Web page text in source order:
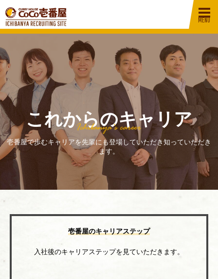
これからのキャリア
壱番屋で歩むキャリアを先輩にも登場していただき知っていただき
ます。
壱番屋のキャリアステップ
入社後のキャリアステップを見ていただきます。